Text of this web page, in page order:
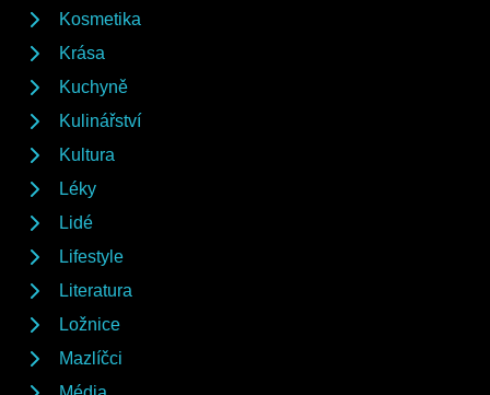
Kosmetika
Krása
Kuchyně
Kulinářství
Kultura
Léky
Lidé
Lifestyle
Literatura
Ložnice
Mazlíčci